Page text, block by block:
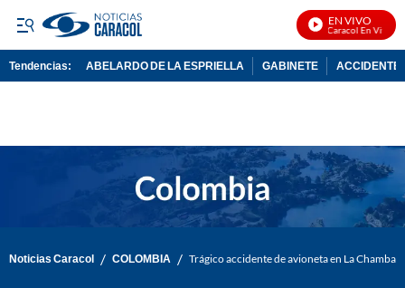
EN VIVO
Noticias Caracol En Vivo
Tendencias: ABELARDO DE LA ESPRIELLA GABINETE ACCIDENTE
Noticias Caracol / COLOMBIA / Trágico accidente de avioneta en La Chamba,